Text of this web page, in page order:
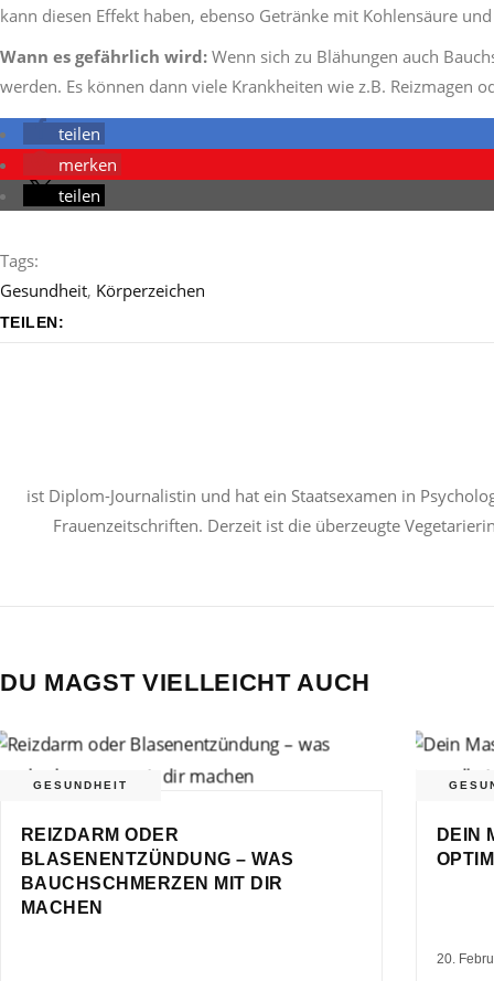
kann diesen Effekt haben, ebenso Getränke mit Kohlensäure
Wann es gefährlich wird: Wenn sich zu Blähungen auch
werden. Es können dann viele Krankheiten wie z.B. Reizmagen
teilen
merken
teilen
Tags:
Gesundheit, Körperzeichen
TEILEN:
ist Diplom-Journalistin und hat ein Staatsexamen in
Frauenzeitschriften. Derzeit ist die überzeugte
DU MAGST VIELLEICHT AUCH
GESUNDHEIT
REIZDARM ODER
BLASENENTZÜNDUNG – WAS
BAUCHSCHMERZEN MIT DIR
MACHEN
DEIN
20.